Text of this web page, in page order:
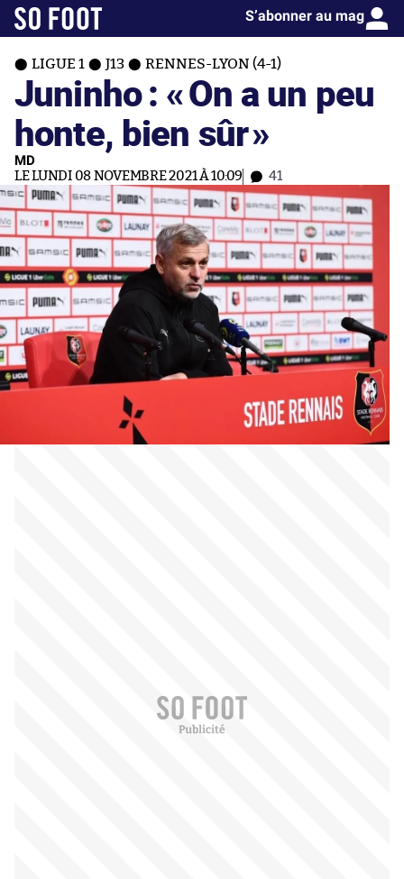
S’abonner au mag
LIGUE 1 J13 RENNES-LYON (4-1)
Juninho : «On a un peu
honte, bien sûr»
MD
LE LUNDI 08 NOVEMBRE 2021 À 10:09 41